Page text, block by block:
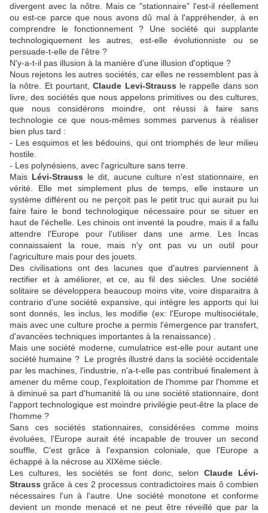
divergent avec la nôtre. Mais ce "stationnaire" l'est-il réellement
ou est-ce parce que nous avons dû mal à l'appréhender, à en
comprendre le fonctionnement ? Une société qui supplante
technologiquement les autres, est-elle évolutionniste ou se
persuade-t-elle de l'être ?
N'y-a-t-il pas illusion à la manière d'une illusion d'optique ?
Nous rejetons les autres sociétés, car elles ne ressemblent pas à
la nôtre. Et pourtant,Claude Levi-Strauss le rappelle dans son
livre, des sociétés que nous appelons primitives ou des cultures,
que nous considérons moindre, ont réussi à faire sans
technologie ce que nous-mêmes sommes parvenus à réaliser
bien plus tard :
- Les esquimos et les bédouins, qui ont triomphés de leur milieu
hostile.
- Les polynésiens, avec l'agriculture sans terre.
Mais Lévi-Strauss le dit, aucune culture n'est stationnaire, en
vérité. Elle met simplement plus de temps, elle instaure un
système différent ou ne perçoit pas le petit truc qui aurait pu lui
faire faire le bond technologique nécessaire pour se situer en
haut de l'échelle. Les chinois ont inventé la poudre, mais il a fallu
attendre l'Europe pour l'utiliser dans une arme. Les Incas
connaissaient la roue, mais n'y ont pas vu un outil pour
l'agriculture mais pour des jouets.
Des civilisations ont des lacunes que d'autres parviennent à
rectifier et à améliorer, et ce, au fil des siècles. Une société
solitaire se développera beaucoup moins vite, voire disparaitra à
contrario d'une société expansive, qui intègre les apports qui lui
sont donnés, les inclus, les modifie (ex: l'Europe multisociétale,
mais avec une culture proche a permis l'émergence par transfert,
d'avancées techniques importantes à la renaissance) .
Mais une société moderne, cumulatrice est-elle pour autant une
société humaine ? Le progrès illustré dans la société occidentale
par les machines, l'industrie, n'a-t-elle pas contribué finalement à
amener du même coup, l'exploitation de l'homme par l'homme et
à diminué sa part d'humanité là ou une société stationnaire, dont
l'apport technologique est moindre privilégie peut-être la place de
l'homme ?
Sans ces sociétés stationnaires, considérées comme moins
évoluées, l'Europe aurait été incapable de trouver un second
souffle, C'est grâce à l'expansion coloniale, que l'Europe a
échappé à la nécrose au XIXème siècle.
Les cultures, les sociétés se font donc, selonClaude Lévi-
Strauss grâce à ces 2 processus contradictoires mais ô combien
nécessaires l'un à l'autre. Une société monotone et conforme
devient un monde menacé et ne peut être réveillé que par la